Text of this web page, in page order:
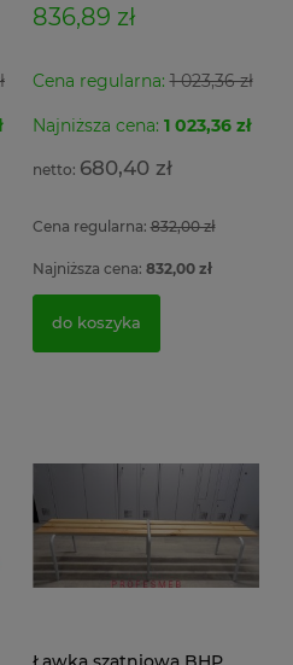
836,89 zł
Cena regularna:1 023,36 zł
Najniższa cena: 1 023,36 zł
680,40 zł
Cena regularna:832,00 zł
Najniższa cena: 832,00 zł
do koszyka
5-35 Malow do